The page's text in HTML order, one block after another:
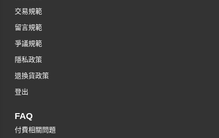
交易規範
留言規範
爭議規範
隱私政策
退換貨政策
登出
FAQ
付費相關問題